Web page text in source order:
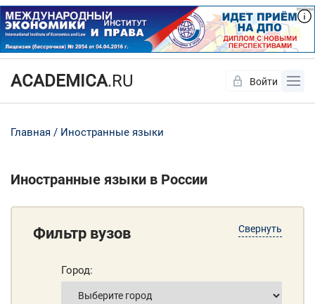
ACADEMICA.RU Войти
Главная Иностранные языки
Иностранные языки в России
Свернуть
Фильтр вузов
Город:
Да Нет